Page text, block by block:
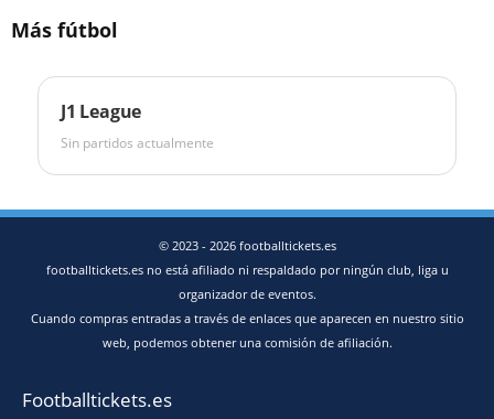
Más fútbol
J1 League
Sin partidos actualmente
© 2023 - 2026 footballtickets.es
footballtickets.es no está afiliado ni respaldado por ningún club, liga u
organizador de eventos.
Cuando compras entradas a través de enlaces que aparecen en nuestro sitio
web, podemos obtener una comisión de afiliación.
Footballtickets.es